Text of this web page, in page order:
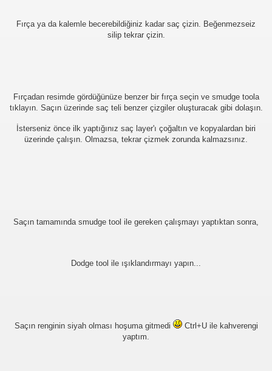
Fırça ya da kalemle becerebildiğiniz kadar saç çizin. Beğenmezseiz
silip tekrar çizin.
Fırçadan resimde gördüğünüze benzer bir fırça seçin ve smudge toola
tıklayın. Saçın üzerinde saç teli benzer çizgiler oluşturacak gibi dolaşın.
İsterseniz önce ilk yaptığınız saç layer'ı çoğaltın ve kopyalardan biri
üzerinde çalışın. Olmazsa, tekrar çizmek zorunda kalmazsınız.
Saçın tamamında smudge tool ile gereken çalışmayı yaptıktan sonra,
Dodge tool ile ışıklandırmayı yapın...
Saçın renginin siyah olması hoşuma gitmedi
Ctrl+U ile kahverengi
yaptım.